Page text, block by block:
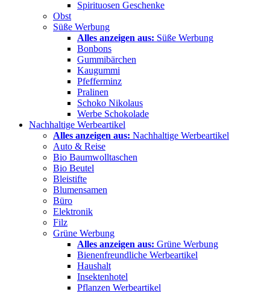
Spirituosen Geschenke
Obst
Süße Werbung
Alles anzeigen aus: Süße Werbung
Bonbons
Gummibärchen
Kaugummi
Pfefferminz
Pralinen
Schoko Nikolaus
Werbe Schokolade
Nachhaltige Werbeartikel
Alles anzeigen aus: Nachhaltige Werbeartikel
Auto & Reise
Bio Baumwolltaschen
Bio Beutel
Bleistifte
Blumensamen
Büro
Elektronik
Filz
Grüne Werbung
Alles anzeigen aus: Grüne Werbung
Bienenfreundliche Werbeartikel
Haushalt
Insektenhotel
Pflanzen Werbeartikel